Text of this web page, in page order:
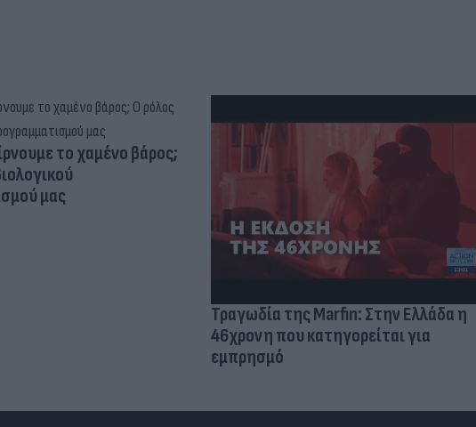
το χαμένο βάρος;
μας
Τραγωδία της Marfin: Στην Ελλάδα η
46χρονη που κατηγορείται για
εμπρησμό